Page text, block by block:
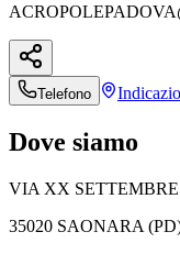
Telefono
Dove siamo
VIA XX SETTEMBRE
35020 SAONARA